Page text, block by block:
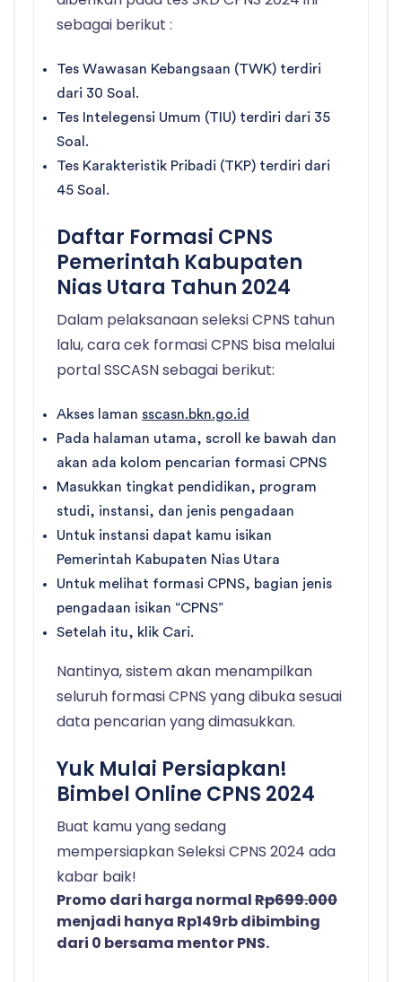
sebagai berikut :
Tes Wawasan Kebangsaan (TWK) terdiri
dari 30 Soal.
Tes Intelegensi Umum (TIU) terdiri dari 35
Soal.
Tes Karakteristik Pribadi (TKP) terdiri dari
45 Soal.
Daftar Formasi CPNS
Pemerintah Kabupaten
Nias Utara Tahun 2024
Dalam pelaksanaan seleksi CPNS tahun
lalu, cara cek formasi CPNS bisa melalui
portal SSCASN sebagai berikut:
Akses laman sscasn.bkn.go.id
Pada halaman utama, scroll ke bawah dan
akan ada kolom pencarian formasi CPNS
Masukkan tingkat pendidikan, program
studi, instansi, dan jenis pengadaan
Untuk instansi dapat kamu isikan
Pemerintah Kabupaten Nias Utara
Untuk melihat formasi CPNS, bagian jenis
pengadaan isikan “CPNS”
Setelah itu, klik Cari.
Nantinya, sistem akan menampilkan
seluruh formasi CPNS yang dibuka sesuai
data pencarian yang dimasukkan.
Yuk Mulai Persiapkan!
Bimbel Online CPNS 2024
Buat kamu yang sedang
mempersiapkan Seleksi CPNS 2024 ada
kabar baik!
Promo dari harga normalRp699.000
menjadi hanya Rp149rb dibimbing
dari 0 bersama mentor PNS.